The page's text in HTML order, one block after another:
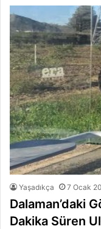
Yaşadıkça 7 Ocak
Dalaman’daki
Dakika Süren